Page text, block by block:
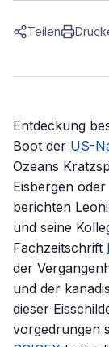
Teilen
Entdeckung
Boot der US-
Ozeans
Eisbergen
berichten
und seine
Fachzeitschrift
der
und der
dieser
vorgedrungen